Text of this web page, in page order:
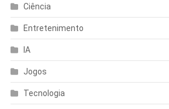
Ciência
Entretenimento
IA
Jogos
Tecnologia